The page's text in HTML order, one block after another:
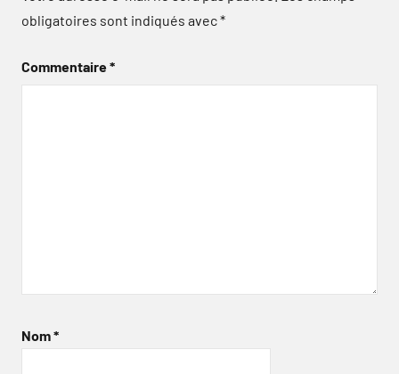
obligatoires sont indiqués avec*
Commentaire*
Nom*